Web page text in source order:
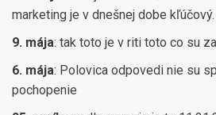
marketing je v dnešnej dobe kľúčový.
9. mája: tak toto je v riti toto co su
6. mája: Polovica odpovedi nie su
pochopenie